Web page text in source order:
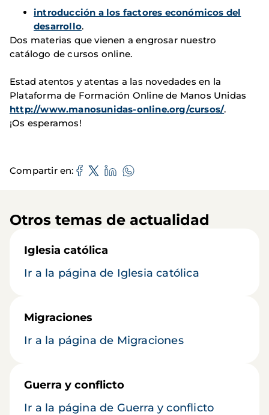
introducción a los factores económicos del
desarrollo.
Dos materias que vienen a engrosar nuestro
catálogo de cursos online.
Estad atentos y atentas a las novedades en la
Plataforma de Formación Online de Manos Unidas
http://www.manosunidas-online.org/cursos/.
¡Os esperamos!
Compartir en
Otros temas de actualidad
Iglesia católica
Ir a la página de Iglesia católica
Migraciones
Ir a la página de Migraciones
Guerra y conflicto
Ir a la página de Guerra y conflicto